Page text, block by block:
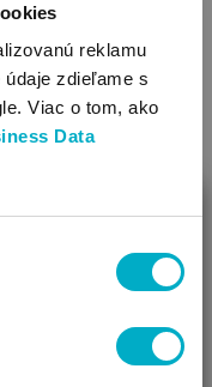
reklamu
zdieľame s
Viac o tom, ako
Data